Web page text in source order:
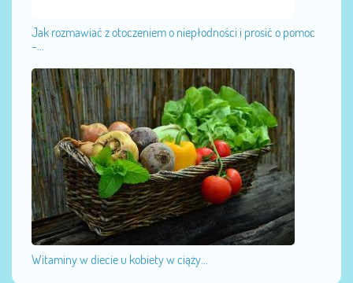
Jak rozmawiać z otoczeniem o niepłodności i prosić o pomoc
-...
Witaminy w diecie u kobiety w ciąży...